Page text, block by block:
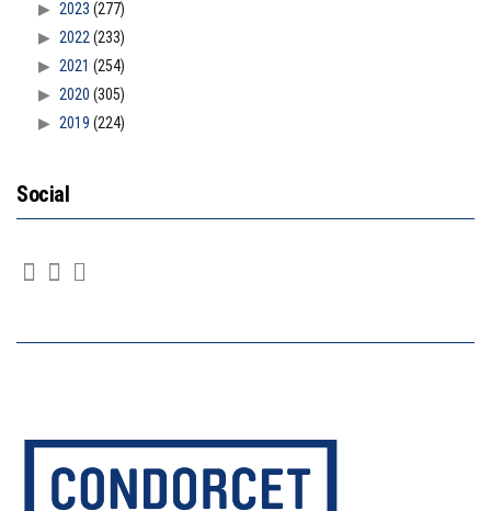
2023 (277)
2022(233)
2021 (254)
2020 (305)
2019 (224)
Social